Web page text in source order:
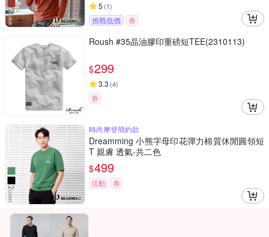
5 (1)
挑戰低價 券
Roush #35晶油膠印重磅短TEE(2310113)
$299
3.3 (4)
券
時尚摩登簡約款
Dreamming 小熊字母印花彈力棉質休閒圓領短
T 親膚 透氣-共二色
$499
活動 券